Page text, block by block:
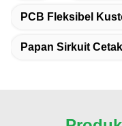
PCB Fleksibel
Papan Sirkuit